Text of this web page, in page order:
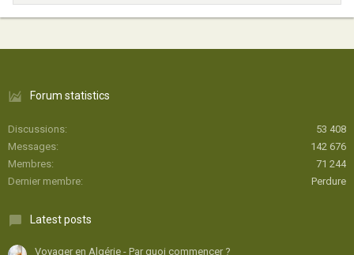
Forum statistics
Discussions
53 408
Messages
142 676
Membres
71 244
Dernier membre
Perdure
Latest posts
Voyager en Algérie - Par quoi commencer ?